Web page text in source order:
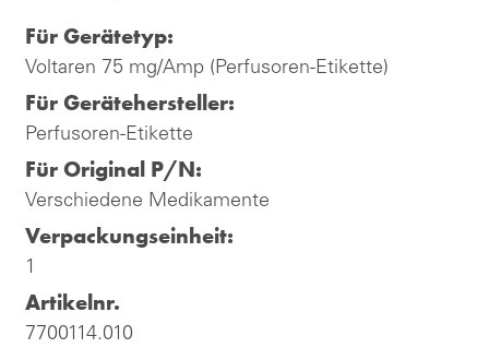
Für Gerätetyp:
Voltaren 75 mg/Amp (Perfusoren-Etikette)
Für Gerätehersteller:
Perfusoren-Etikette
Für Original P/N:
Verschiedene Medikamente
Verpackungseinheit:
1
Artikelnr.
7700114.010